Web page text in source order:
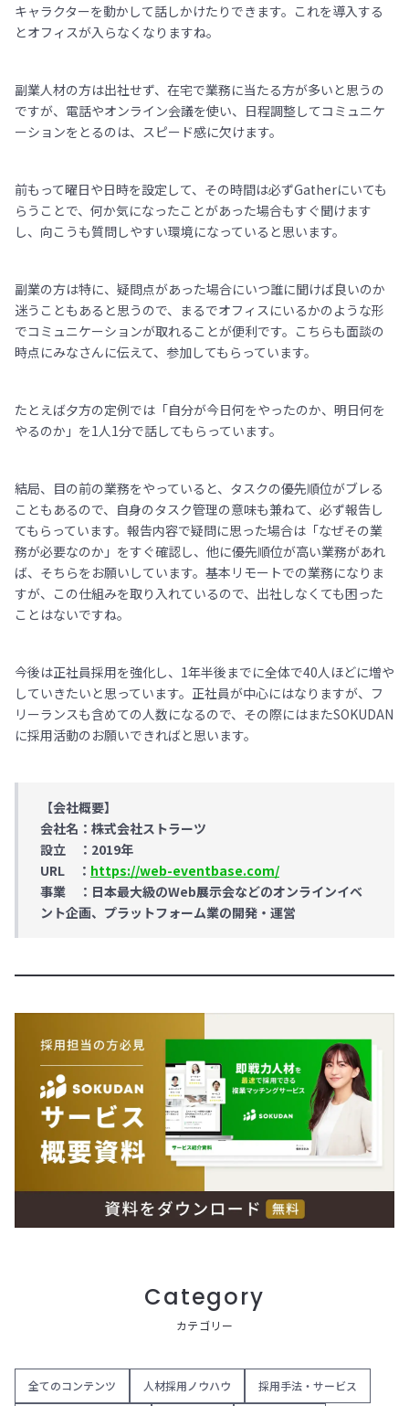
キャラクターを動かして話しかけたりできます。これを導入する
とオフィスが入らなくなりますね。
副業人材の方は出社せず、在宅で業務に当たる方が多いと思うの
ですが、電話やオンライン会議を使い、日程調整してコミュニケ
ーションをとるのは、スピード感に欠けます。
前もって曜日や日時を設定して、その時間は必ずGatherにいても
らうことで、何か気になったことがあった場合もすぐ聞けます
し、向こうも質問しやすい環境になっていると思います。
副業の方は特に、疑問点があった場合にいつ誰に聞けば良いのか
迷うこともあると思うので、まるでオフィスにいるかのような形
でコミュニケーションが取れることが便利です。こちらも面談の
時点にみなさんに伝えて、参加してもらっています。
たとえば夕方の定例では「自分が今日何をやったのか、明日何を
やるのか」を1人1分で話してもらっています。
結局、目の前の業務をやっていると、タスクの優先順位がブレる
こともあるので、自身のタスク管理の意味も兼ねて、必ず報告し
てもらっています。報告内容で疑問に思った場合は「なぜその業
務が必要なのか」をすぐ確認し、他に優先順位が高い業務があれ
ば、そちらをお願いしています。基本リモートでの業務になりま
すが、この仕組みを取り入れているので、出社しなくても困った
ことはないですね。
今後は正社員採用を強化し、1年半後までに全体で40人ほどに増や
していきたいと思っています。正社員が中心にはなりますが、フ
リーランスも含めての人数になるので、その際にはまたSOKUDAN
に採用活動のお願いできればと思います。
【会社概要】
会社名：株式会社ストラーツ
設立 ：2019年
URL ： https://web-eventbase.com/
事業 ：日本最大級のWeb展示会などのオンラインイベ
ント企画、プラットフォーム業の開発・運営
Category
カテゴリー
全てのコンテンツ 人材採用ノウハウ 採用手法・サービス